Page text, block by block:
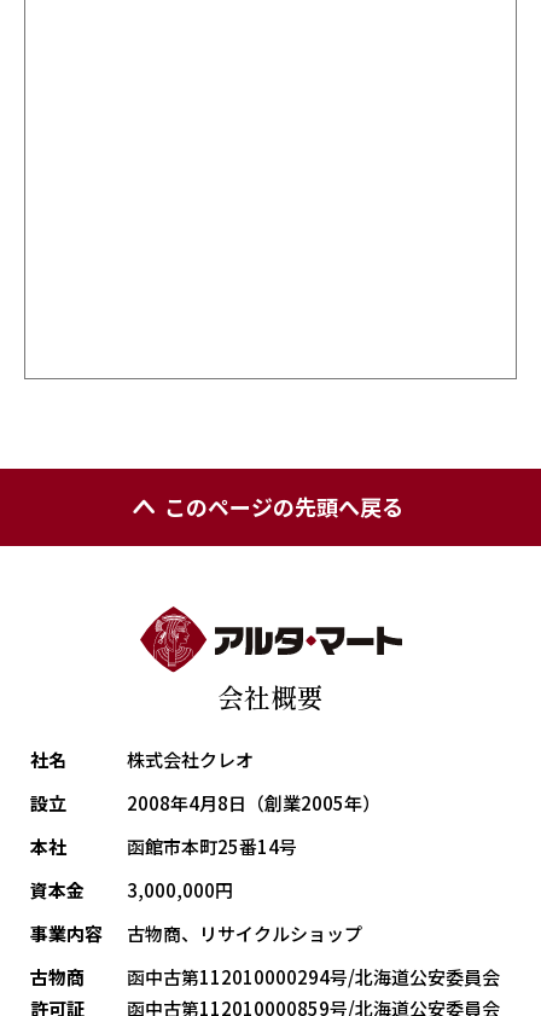
このページの先頭へ戻る
会社概要
社名
株式会社クレオ
設立
2008年4月8日（創業2005年）
本社
函館市本町25番14号
資本金
3,000,000円
事業内容
古物商、リサイクルショップ
古物商
許可証
函中古第112010000294号/北海道公安委員会
函中古第112010000859号/北海道公安委員会